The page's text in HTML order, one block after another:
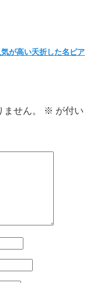
が高い夭折した名ピア
せん。 ※ が付い